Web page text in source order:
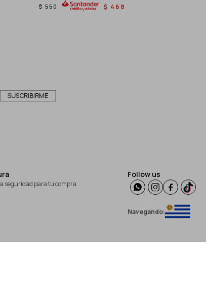
$ 550 $ 468
seguridad para tu compra
Follow us


 
Navegando: